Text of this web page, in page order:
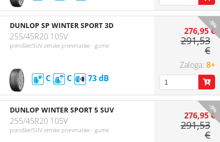
-5%
DUNLOP SP WINTER SPORT 3D
255/45R20 105V
potniške/SUV zimske pnevmatike - gume
C C 73
276,95 €
291,53
€
8+
-5%
DUNLOP WINTER SPORT 5 SUV
255/45R20 105V
potniške/SUV zimske pnevmatike - gume
276,95 €
291,53
€